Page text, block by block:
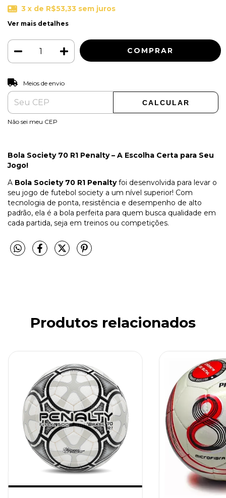
3 x de R$53,33 sem juros
Ver mais detalhes
Entregas para o CEP:
Meios de envio
CALCULAR
Não sei meu CEP
Bola Society 70 R1 Penalty – A Escolha Certa para Seu
Jogo!
A Bola Society 70 R1 Penaltyfoi desenvolvida para levar o
seu jogo de futebol society a um nível superior! Com
tecnologia de ponta, resistência e desempenho de alto
padrão, ela é a bola perfeita para quem busca qualidade em
cada partida, seja em treinos ou competições.
Produtos relacionados